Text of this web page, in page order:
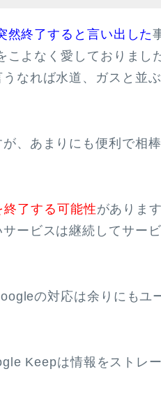
然終了すると言い出した
よなく愛しておりまし
なれば水道、ガスと並
、あまりにも便利で相
了する可能性があります
ービスは継続してサー
の対応は余りにもユ
Keepは情報をストレ